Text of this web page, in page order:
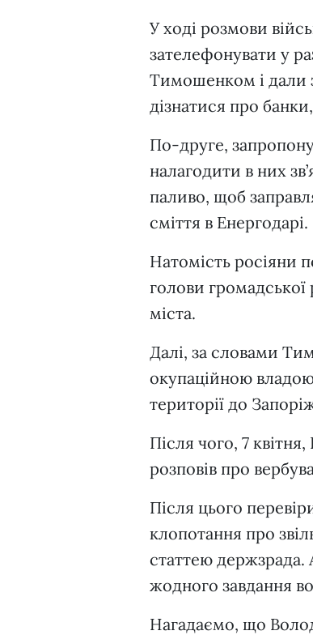
У ході розмови
зателефонувати у
Тимошенком і дали
дізнатися про
По-друге,
налагодити в них
паливо, щоб
сміття в Енергодарі.
Натомість росіяни
голови громадської
міста.
Далі, за словами
окупаційною
території до
Після чого, 7
розповів про
Після цього
клопотання про
статтею
жодного завдання
Нагадаємо, що